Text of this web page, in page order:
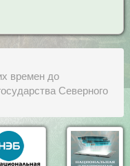
времен до
Северного